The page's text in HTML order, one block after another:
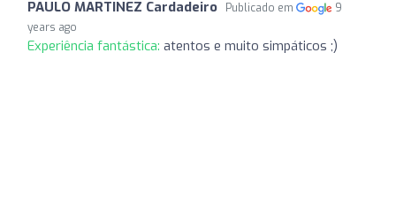
PAULO MARTINEZ Cardadeiro Publicado em
9
years ago
Experiência fantástica: atentos e muito simpáticos ;)